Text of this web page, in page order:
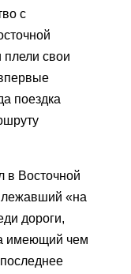
с
свои
поездка
в Восточной
«на
дороги,
имеющий чем